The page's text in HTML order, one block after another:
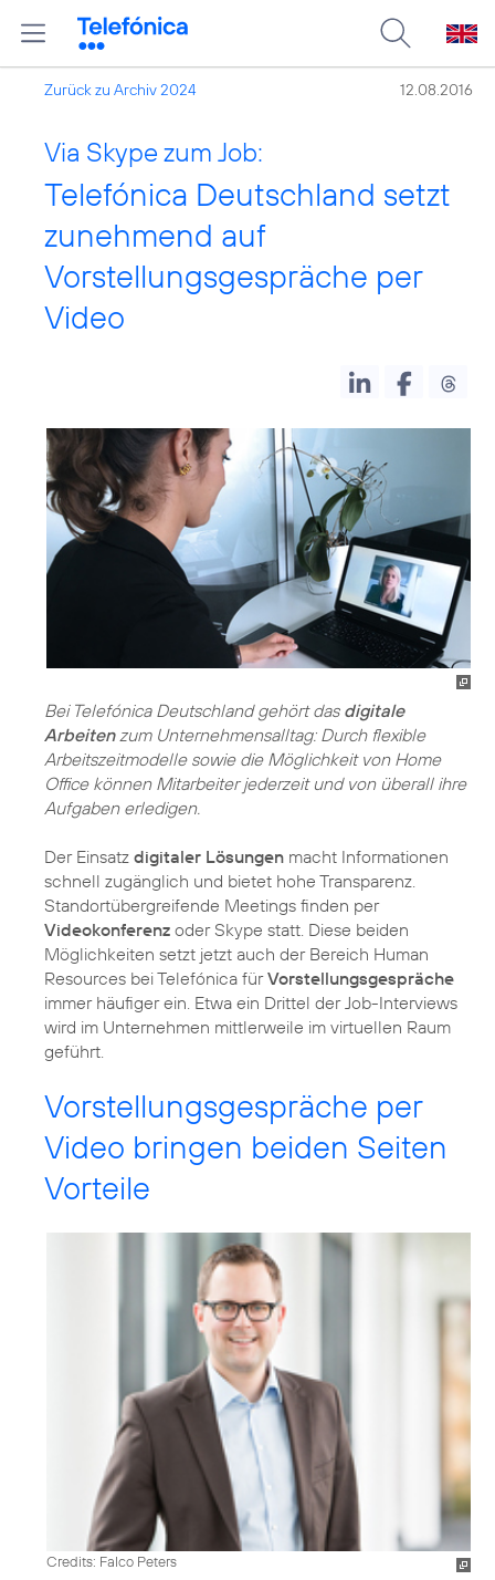
Zurück zu Archiv 2024 12.08.2016
Via Skype zum Job:
Telefónica Deutschland setzt
zunehmend auf
Vorstellungsgespräche per
Video
Bei Telefónica Deutschland gehört das digitale
Arbeitenzum Unternehmensalltag: Durch flexible
Arbeitszeitmodelle sowie die Möglichkeit von Home
Office können Mitarbeiter jederzeit und von überall ihre
Aufgaben erledigen.
Der Einsatz digitaler Lösungen macht Informationen
schnell zugänglich und bietet hohe Transparenz.
Standortübergreifende Meetings finden per
Videokonferenz oder Skype statt. Diese beiden
Möglichkeiten setzt jetzt auch der Bereich Human
Resources bei Telefónica fürVorstellungsgespräche
immer häufiger ein. Etwa ein Drittel der Job-Interviews
wird im Unternehmen mittlerweile im virtuellen Raum
geführt.
Vorstellungsgespräche per
Video bringen beiden Seiten
Vorteile
Credits: Falco Peters